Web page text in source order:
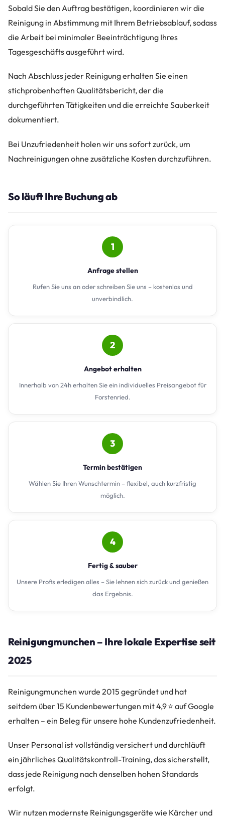
Sobald Sie den Auftrag bestätigen, koordinieren wir die
Reinigung in Abstimmung mit Ihrem Betriebsablauf, sodass
die Arbeit bei minimaler Beeinträchtigung Ihres
Tagesgeschäfts ausgeführt wird.
Nach Abschluss jeder Reinigung erhalten Sie einen
stichprobenhaften Qualitätsbericht, der die
durchgeführten Tätigkeiten und die erreichte Sauberkeit
dokumentiert.
Bei Unzufriedenheit holen wir uns sofort zurück, um
Nachreinigungen ohne zusätzliche Kosten durchzuführen.
So läuft Ihre Buchung ab
1
Anfrage stellen
Rufen Sie uns an oder schreiben Sie uns – kostenlos und
unverbindlich.
2
Angebot erhalten
Innerhalb von 24h erhalten Sie ein individuelles Preisangebot für
Forstenried.
3
Termin bestätigen
Wählen Sie Ihren Wunschtermin – flexibel, auch kurzfristig
möglich.
4
Fertig & sauber
Unsere Profis erledigen alles – Sie lehnen sich zurück und genießen
das Ergebnis.
Reinigungmunchen – Ihre lokale Expertise seit
2025
Reinigungmunchen wurde 2015 gegründet und hat
seitdem über 15 Kundenbewertungen mit 4,9 ⭐ auf Google
erhalten – ein Beleg für unsere hohe Kundenzufriedenheit.
Unser Personal ist vollständig versichert und durchläuft
ein jährliches Qualitätskontroll-Training, das sicherstellt,
dass jede Reinigung nach denselben hohen Standards
erfolgt.
Wir nutzen modernste Reinigungsgeräte wie Kärcher und